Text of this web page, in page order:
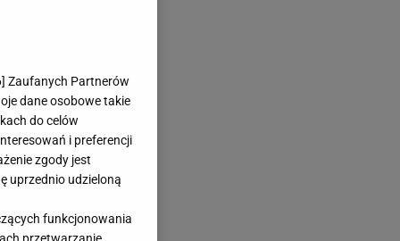
] Zaufanych Partnerów
dane osobowe takie
do celów
i preferencji
zgody jest
uprzednio udzieloną
funkcjonowania